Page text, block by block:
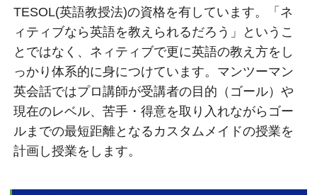
TESOL(英語教授法)の資格を有しています。「ネ
ィティブなら英語を教えられるだろう」というこ
とではなく、ネィティブで更に英語の教え方をし
っかり体系的に身につけています。マンツーマン
英会話ではプロ講師が受講者の目的（ゴール）や
現在のレベル、苦手・得意を取り入れながらゴー
ルまでの最短距離となるカスタムメイドの授業を
計画し授業をします。